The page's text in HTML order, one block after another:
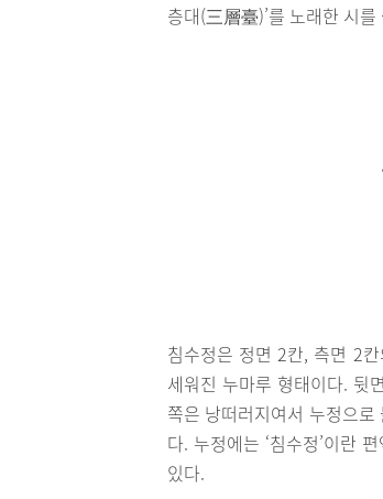
층대(三層臺)’를 노래한 시
침수정은 정면 2칸, 측면 2
세워진 누마루 형태이다. 뒷
쪽은 낭떠러지여서 누정으
다. 누정에는 ‘침수정’이란
있다.